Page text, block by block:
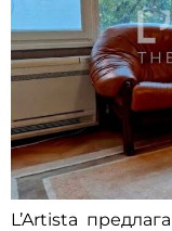
L’Artista